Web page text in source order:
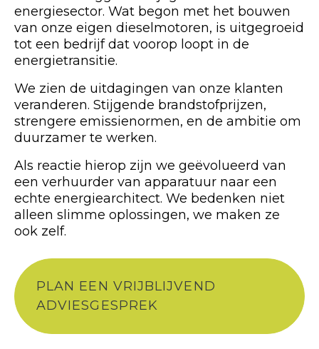
energiesector. Wat begon met het bouwen
van onze eigen dieselmotoren, is uitgegroeid
tot een bedrijf dat voorop loopt in de
energietransitie.
We zien de uitdagingen van onze klanten
veranderen. Stijgende brandstofprijzen,
strengere emissienormen, en de ambitie om
duurzamer te werken.
Als reactie hierop zijn we geëvolueerd van
een verhuurder van apparatuur naar een
echte energiearchitect. We bedenken niet
alleen slimme oplossingen, we maken ze
ook zelf.
PLAN EEN VRIJBLIJVEND
ADVIESGESPREK